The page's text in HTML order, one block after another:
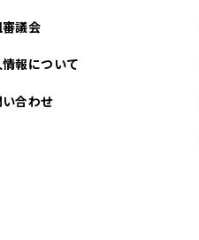
議会
報について
合わせ